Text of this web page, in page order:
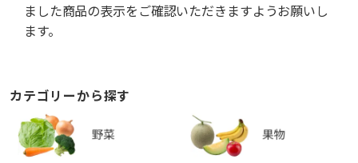
ました商品の表示をご確認いただきますようお願いし
ます。
カテゴリーから探す